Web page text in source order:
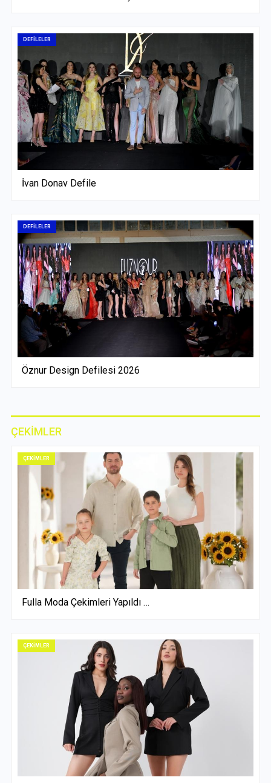
DEFİLELER
İvan Donav Defile
DEFİLELER
Öznur Design Defilesi 2026
ÇEKİMLER
ÇEKİMLER
Fulla Moda Çekimleri Yapıldı …
ÇEKİMLER